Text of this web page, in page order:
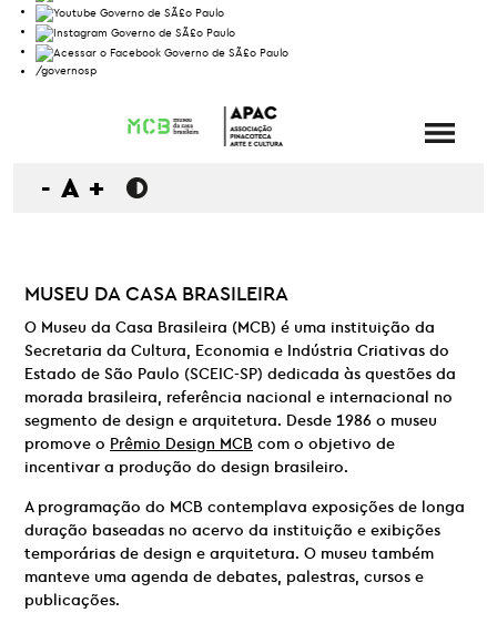
/governosp
- A +
MUSEU DA CASA BRASILEIRA
O Museu da Casa Brasileira (MCB) é uma instituição da
Secretaria da Cultura, Economia e Indústria Criativas do
Estado de São Paulo (SCEIC-SP) dedicada às questões da
morada brasileira, referência nacional e internacional no
segmento de design e arquitetura. Desde 1986 o museu
promove o Prêmio Design MCB com o objetivo de
incentivar a produção do design brasileiro.
A programação do MCB contemplava exposições de longa
duração baseadas no acervo da instituição e exibições
temporárias de design e arquitetura. O museu também
manteve uma agenda de debates, palestras, cursos e
publicações.